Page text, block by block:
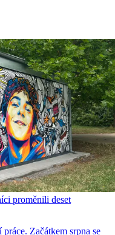
proměnili deset
Začátkem srpna se